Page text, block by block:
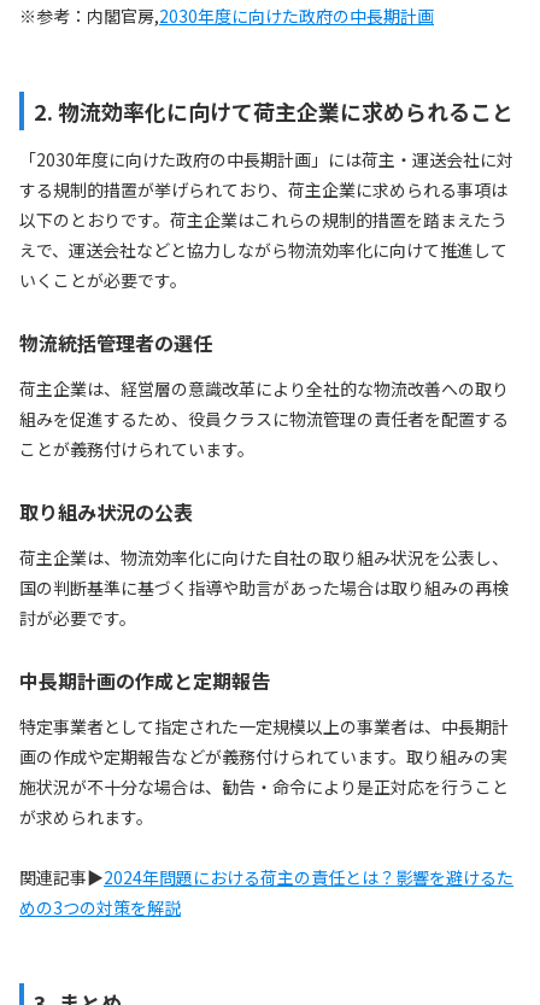
※参考：内閣官房,2030年度に向けた政府の中長期計画
2. 物流効率化に向けて荷主企業に求められること
「2030年度に向けた政府の中長期計画」には荷主・運送会社に対
する規制的措置が挙げられており、荷主企業に求められる事項は
以下のとおりです。荷主企業はこれらの規制的措置を踏まえたう
えで、運送会社などと協力しながら物流効率化に向けて推進して
いくことが必要です。
物流統括管理者の選任
荷主企業は、経営層の意識改革により全社的な物流改善への取り
組みを促進するため、役員クラスに物流管理の責任者を配置する
ことが義務付けられています。
取り組み状況の公表
荷主企業は、物流効率化に向けた自社の取り組み状況を公表し、
国の判断基準に基づく指導や助言があった場合は取り組みの再検
討が必要です。
中長期計画の作成と定期報告
特定事業者として指定された一定規模以上の事業者は、中長期計
画の作成や定期報告などが義務付けられています。取り組みの実
施状況が不十分な場合は、勧告・命令により是正対応を行うこと
が求められます。
関連記事▶2024年問題における荷主の責任とは？影響を避けるた
めの3つの対策を解説